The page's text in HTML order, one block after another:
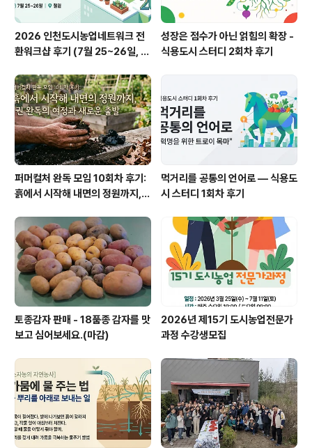
2026 인천도시농업네트워크 전
환워크샵 후기 (7월 25~26일, 철
성장은 점수가 아닌 얽힘의 확장 -
식용도시 스터디 2회차 후기
퍼머컬처 완독 모임 10회차 후기:
흙에서 시작해 내면의 정원까지, 1
먹거리를 공통의 언어로 — 식용도
시 스터디 1회차 후기
토종감자 판매 - 18품종 감자를 맛
보고 심어보세요.(마감)
2026년 제15기 도시농업전문가
과정 수강생모집